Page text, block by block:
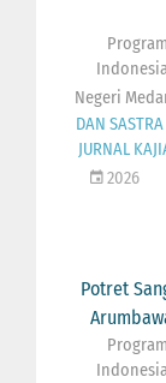
Negeri
DAN
JURNAL
2026
Potret